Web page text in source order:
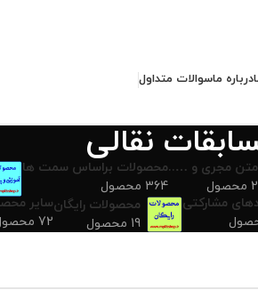
درباره ماسوالات متداول
نقالی
متن مجری و …..
2 محصول
محصولات براساس سمت ها
364 محصول
مشارکتی
محصولات رایگان
19 محصول
سایر
72 محصول